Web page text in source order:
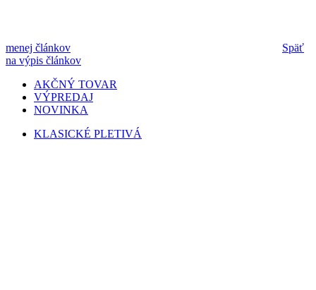
menej článkov
Späť
na výpis článkov
AKČNÝ TOVAR
VÝPREDAJ
NOVINKA
KLASICKÉ PLETIVÁ